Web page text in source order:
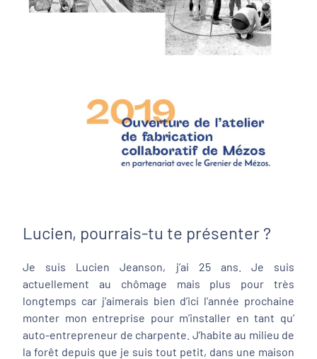
Lucien, pourrais-tu te présenter ?
Je suis Lucien Jeanson, j’ai 25 ans. Je suis
actuellement au chômage mais plus pour très
longtemps car j'aimerais bien d’ici l'année prochaine
monter mon entreprise pour m’installer en tant qu’
auto-entrepreneur de charpente. J’habite au milieu de
la forêt depuis que je suis tout petit, dans une maison